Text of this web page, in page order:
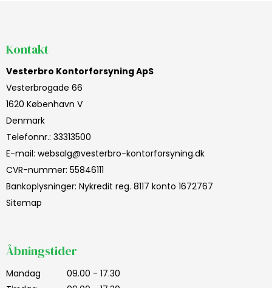
Kontakt
Vesterbro Kontorforsyning ApS
Vesterbrogade 66
1620 København V
Denmark
Telefonnr.: 33313500
E-mail: websalg@vesterbro-kontorforsyning.dk
CVR-nummer: 55846111
Bankoplysninger: Nykredit reg. 8117 konto 1672767
Sitemap
Åbningstider
Mandag
09.00 - 17.30